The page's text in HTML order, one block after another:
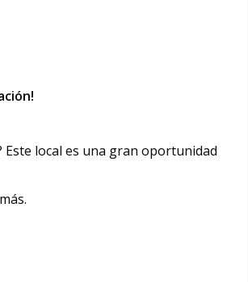
local es una gran oportunidad